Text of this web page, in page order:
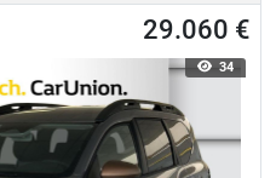
29.060 €
34